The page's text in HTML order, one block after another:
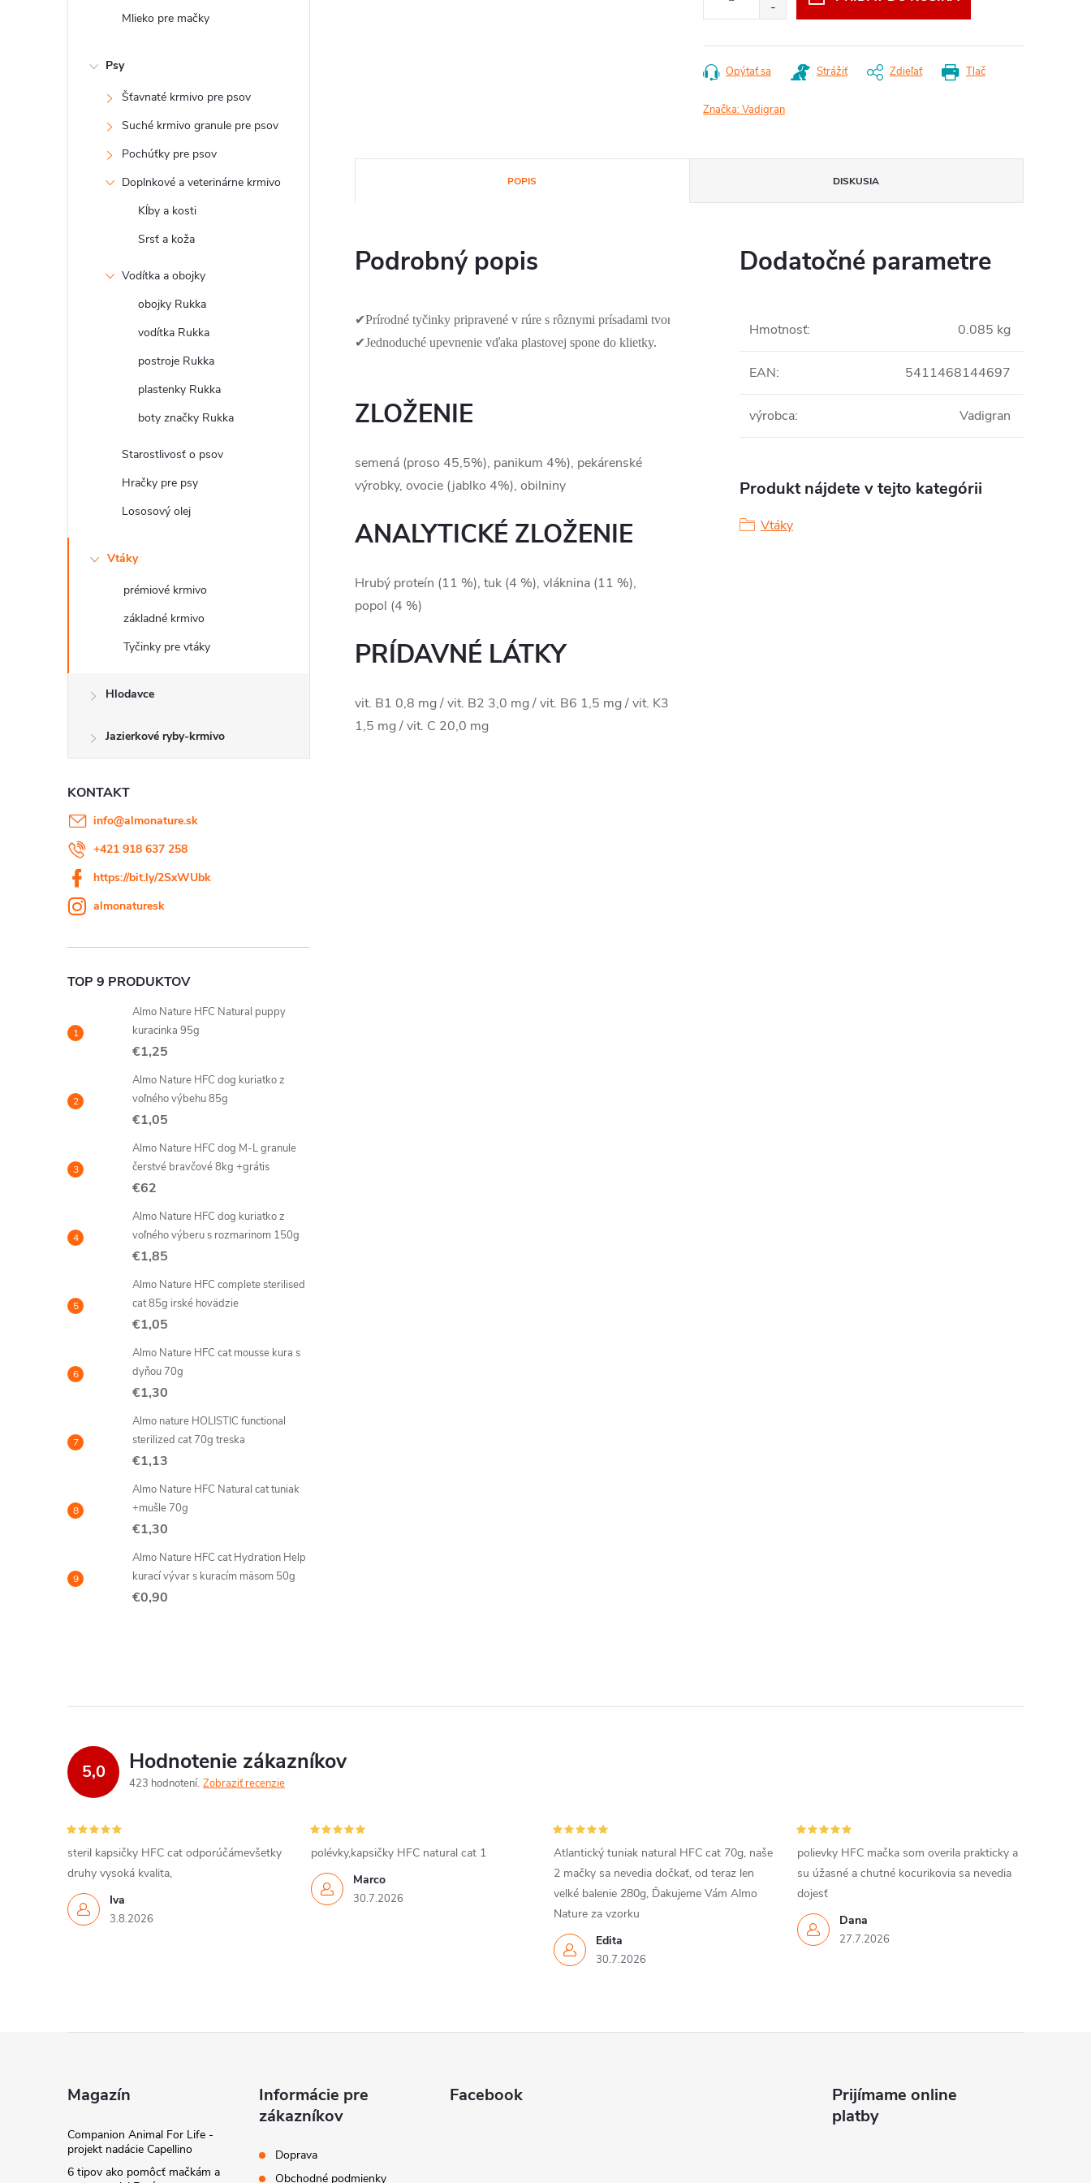
Mlieko pre mačky
Psy
Šťavnaté krmivo pre psov
Suché krmivo granule pre psov
Pochúťky pre psov
Doplnkové a veterinárne krmivo
Kĺby a kosti
Srsť a koža
Vodítka a obojky
obojky Rukka
vodítka Rukka
postroje Rukka
plastenky Rukka
boty značky Rukka
Starostlivosť o psov
Hračky pre psy
Lososový olej
Vtáky
prémiové krmivo
základné krmivo
Tyčinky pre vtáky
Hlodavce
Jazierkové ryby-krmivo
KONTAKT
info@almonature.sk
+421 918 637 258
https://bit.ly/2SxWUbk
almonaturesk
TOP 9 PRODUKTOV
Almo Nature HFC Natural puppy
kuracinka 95g
€1,25
Almo Nature HFC dog kuriatko z
voľného výbehu 85g
€1,05
Almo Nature HFC dog M-L granule
čerstvé bravčové 8kg +grátis
€62
Almo Nature HFC dog kuriatko z
voľného výberu s rozmarinom 150g
€1,85
Almo Nature HFC complete sterilised
cat 85g irské hovädzie
€1,05
Almo Nature HFC cat mousse kura s
dyňou 70g
€1,30
Almo nature HOLISTIC functional
sterilized cat 70g treska
€1,13
Almo Nature HFC Natural cat tuniak
+mušle 70g
€1,30
Almo Nature HFC cat Hydration Help
kurací vývar s kuracím mäsom 50g
€0,90
Tlač
Opýtať sa Strážiť Zdieľať
Značka:Vadigran
POPIS DISKUSIA
Podrobný popis
✔Prírodné tyčinky pripravené v rúre s rôznymi prísadami tvoriace lahodnú pochúťku pre vášho miláčika.
✔Jednoduché upevnenie vďaka plastovej spone do klietky.
ZLOŽENIE
semená (proso 45,5%), panikum 4%), pekárenské
výrobky, ovocie (jablko 4%), obilniny
ANALYTICKÉ ZLOŽENIE
Hrubý proteín (11 %), tuk (4 %), vláknina (11 %),
popol (4 %)
PRÍDAVNÉ LÁTKY
vit. B1 0,8 mg / vit. B2 3,0 mg / vit. B6 1,5 mg / vit. K3
1,5 mg / vit. C 20,0 mg
Dodatočné parametre
Hmotnosť: 0.085 kg
EAN: 5411468144697
výrobca: Vadigran
Produkt nájdete v tejto kategórii
Vtáky
5,0 Hodnotenie zákazníkov
423 hodnotení Zobraziť recenzie
Iva
3.8.2026
steril kapsičky HFC cat odporúčámevšetky
druhy vysoká kvalita,
Marco
30.7.2026
polévky,kapsičky HFC natural cat 1
Edita
30.7.2026
Atlantický tuniak natural HFC cat 70g, naše
2 mačky sa nevedia dočkať, od teraz len
velké balenie 280g, Ďakujeme Vám Almo
Nature za vzorku
Dana
27.7.2026
polievky HFC mačka som overila prakticky a
su úžasné a chutné kocurikovia sa nevedia
dojesť
Magazín
Companion Animal For Life -
projekt nadácie Capellino
6 tipov ako pomôcť mačkám a
Informácie pre
zákazníkov
Doprava
Obchodné podmienky
Facebook
Prijímame online
platby